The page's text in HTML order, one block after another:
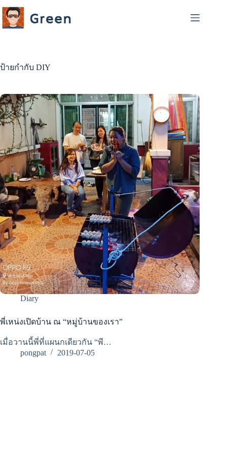
to
content
ป้ายกำกับ DIY
Diary
พี่เหน่งเปิดบ้าน ณ “หมู่บ้านของเรา”
เมื่อวานนี้พี่ที่แผนกเดียวกัน “พี…
pongpat
2019-07-05